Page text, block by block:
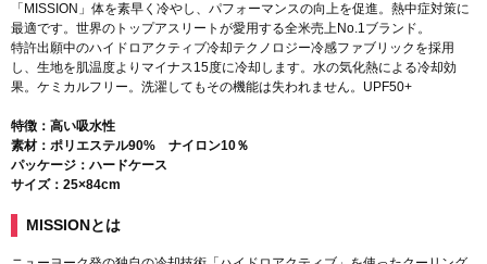
「MISSION」体を素早く冷やし、パフォーマンスの向上を促進。熱中症対策に
最適です。世界のトップアスリートが愛用する全米売上No.1ブランド。
特許出願中のハイドロアクティブ冷却テクノロジー冷感ファブリックを採用
し、生地を肌温度よりマイナス15度に冷却します。水の気化熱による冷却効
果。ケミカルフリー。洗濯してもその機能は失われません。UPF50+
特徴：高い吸水性
素材：ポリエステル90% ナイロン10％
パッケージ：ハードケース
サイズ：25×84cm
MISSIONとは